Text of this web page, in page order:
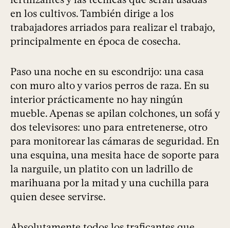
en los cultivos. También dirige a los
trabajadores arriados para realizar el trabajo,
principalmente en época de cosecha.
Paso una noche en su escondrijo: una casa
con muro alto y varios perros de raza. En su
interior prácticamente no hay ningún
mueble. Apenas se apilan colchones, un sofá y
dos televisores: uno para entretenerse, otro
para monitorear las cámaras de seguridad. En
una esquina, una mesita hace de soporte para
la narguile, un platito con un ladrillo de
marihuana por la mitad y una cuchilla para
quien desee servirse.